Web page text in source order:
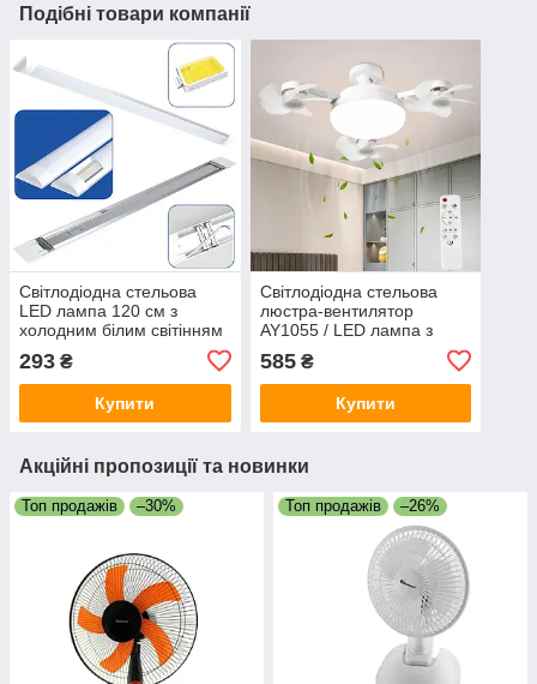
Подібні товари компанії
Світлодіодна стельова
LED лампа 120 см з
холодним білим світінням
293 ₴
Купити
Світлодіодна стельова
люстра-вентилятор
AY1055 / LED лампа з
вентилятором у патрон /
Стельовий світильник-
вентилятор 50W
585₴
Купити
Акційні пропозиції та новинки
Топ продажів –30% Топ продажів –26%